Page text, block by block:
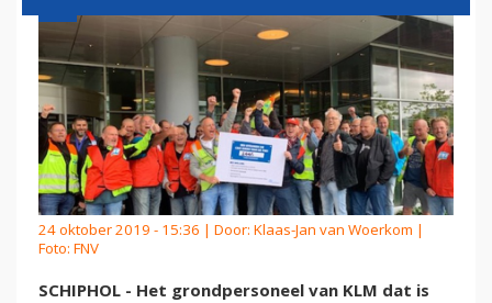
24 oktober 2019 - 15:36 | Door: Klaas-Jan van Woerkom |
Foto: FNV
SCHIPHOL - Het grondpersoneel van KLM dat is